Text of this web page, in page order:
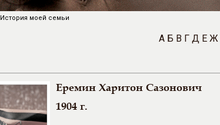
История моей семьи
А Б В Г Д Е Ж
Еремин Харитон Сазонович
1904 г.